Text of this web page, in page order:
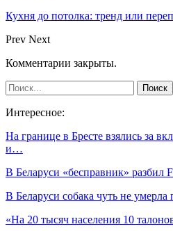
Кухня до потолка: тренд или
Prev Next
Комментарии закрыты.
Интересное:
На границе в Бресте взялись за
и…
В Беларуси «бесправник» разбил
В Беларуси собака чуть не
«На 20 тысяч населения 10